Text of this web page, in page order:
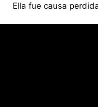
Ella fue causa